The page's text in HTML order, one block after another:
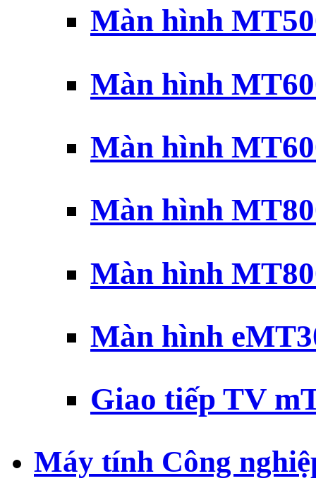
Màn hình
Màn hình
Màn hình
Màn hình
Màn hình
Màn hình
Giao tiếp TV
Máy tính Công